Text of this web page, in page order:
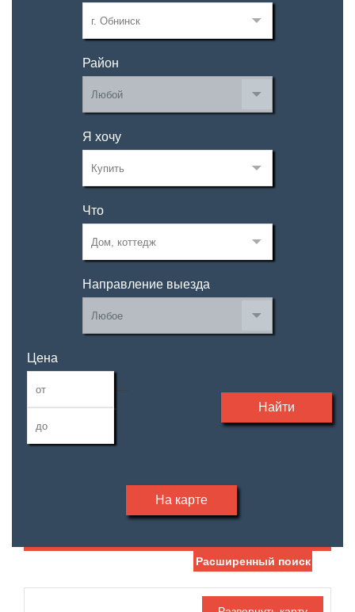
Район
Я хочу
Что
Направление выезда
Цена
—
Найти
На карте
Жилая площадь
—
Расширенный поиск